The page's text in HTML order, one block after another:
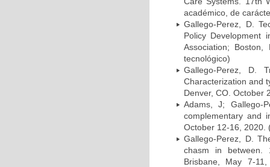
académico, de
Gallego-Perez, D.
Policy Development
Association;
tecnológico)
Gallego-Perez, D.
Characterization and
Denver, CO. October
Adams, J; Gallego-
complementary and
October 12-16, 2020.
Gallego-Perez, D.
chasm in between.
Brisbane, May 7-